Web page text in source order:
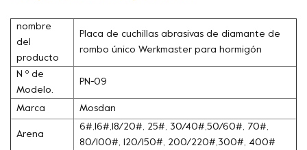
nombre
del
producto
Placa de cuchillas abrasivas de diamante de
rombo único Werkmaster para hormigón
N º de
Modelo.
PN-09
Marca Mosdan
Arena
6#,16#,18/20#, 25#, 30/40#,50/60#, 70#,
80/100#, 120/150#, 200/220#,300#, 400#